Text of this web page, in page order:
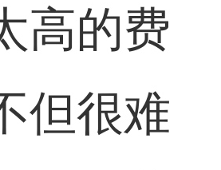
高的费
但很难